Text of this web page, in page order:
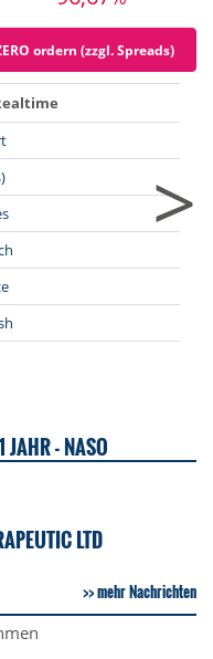
ordern (zzgl. Spreads)
>
JAHR - NASO
LTD
mehr Nachrichten